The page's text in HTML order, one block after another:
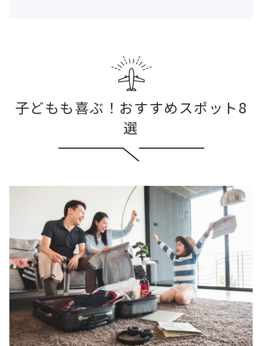
子どもも喜ぶ！おすすめスポット8
選